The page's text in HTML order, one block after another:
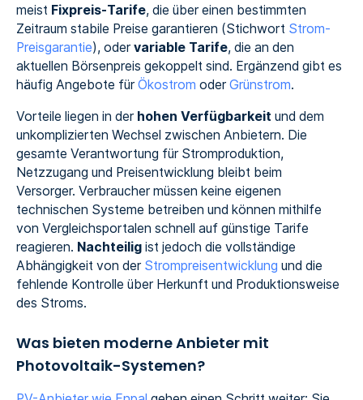
meist Fixpreis-Tarife, die über einen bestimmten
Zeitraum stabile Preise garantieren (Stichwort Strom-
Preisgarantie), oder variable Tarife, die an den
aktuellen Börsenpreis gekoppelt sind. Ergänzend gibt es
häufig Angebote für Ökostrom oder Grünstrom.
Vorteile liegen in der hohen Verfügbarkeit und dem
unkomplizierten Wechsel zwischen Anbietern. Die
gesamte Verantwortung für Stromproduktion,
Netzzugang und Preisentwicklung bleibt beim
Versorger. Verbraucher müssen keine eigenen
technischen Systeme betreiben und können mithilfe
von Vergleichsportalen schnell auf günstige Tarife
reagieren. Nachteiligist jedoch die vollständige
Abhängigkeit von der Strompreisentwicklung und die
fehlende Kontrolle über Herkunft und Produktionsweise
des Stroms.
Was bieten moderne Anbieter mit
Photovoltaik-Systemen?